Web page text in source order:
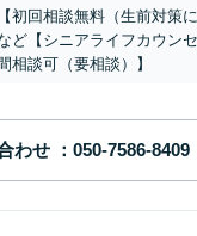
【初回相談無料（生前対策
ど【シニアライフカウン
相談可（要相談）】
わせ